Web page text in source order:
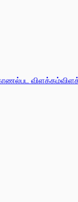
பட விளக்கம்